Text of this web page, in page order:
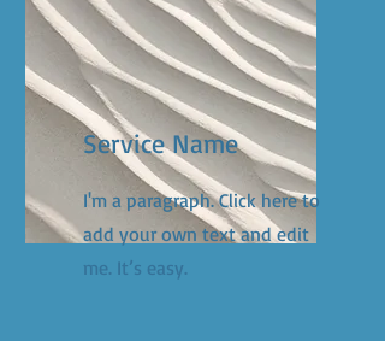
Service Name
I'm a paragraph. Click here to
add your own text and edit
me. It’s easy.